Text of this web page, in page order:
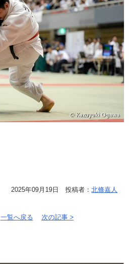
2025年09月19日 投稿者： 北條嘉人
一覧へ戻る 次の記事 >